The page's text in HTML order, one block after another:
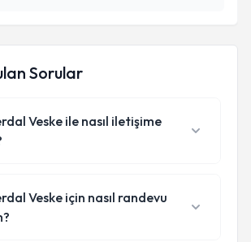
Sorular
Veske ile nasıl iletişime
Veske için nasıl randevu